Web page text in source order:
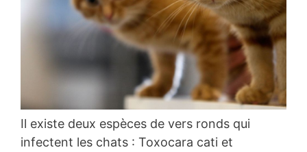
Il existe deux espèces de vers ronds qui
infectent les chats : Toxocara cati et